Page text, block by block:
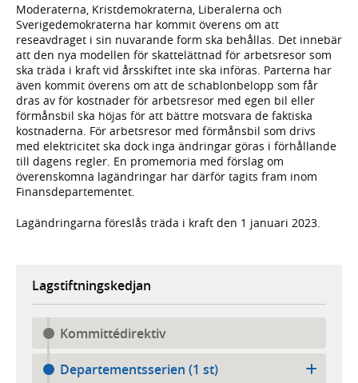
Moderaterna, Kristdemokraterna, Liberalerna och
Sverigedemokraterna har kommit överens om att
reseavdraget i sin nuvarande form ska behållas. Det innebär
att den nya modellen för skattelättnad för arbetsresor som
ska träda i kraft vid årsskiftet inte ska införas. Parterna har
även kommit överens om att de schablonbelopp som får
dras av för kostnader för arbetsresor med egen bil eller
förmånsbil ska höjas för att bättre motsvara de faktiska
kostnaderna. För arbetsresor med förmånsbil som drivs
med elektricitet ska dock inga ändringar göras i förhållande
till dagens regler. En promemoria med förslag om
överenskomna lagändringar har därför tagits fram inom
Finansdepartementet.
Lagändringarna föreslås träda i kraft den 1 januari 2023.
Lagstiftningskedjan
Kommittédirektiv
Departementsserien (1 st)